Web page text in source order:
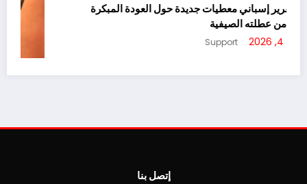
يسرّب تقرير إسباني معطيات جديدة حول العودة المبكرة
لأخنوش من عطلته الصيفية
أغسطس 4, 2026
إتصل بنا